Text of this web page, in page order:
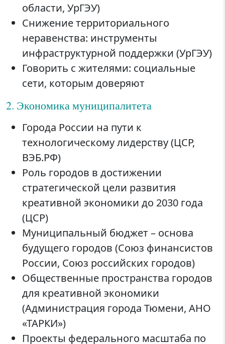
области, УрГЭУ)
Снижение территориального
неравенства: инструменты
инфраструктурной поддержки (УрГЭУ)
Говорить с жителями: социальные
сети, которым доверяют
2. Экономика муниципалитета
Города России на пути к
технологическому лидерству (ЦСР,
ВЭБ.РФ)
Роль городов в достижении
стратегической цели развития
креативной экономики до 2030 года
(ЦСР)
Муниципальный бюджет – основа
будущего городов (Союз финансистов
России, Союз российских городов)
Общественные пространства городов
для креативной экономики
(Администрация города Тюмени, АНО
«ТАРКИ»)
Проекты федерального масштаба по